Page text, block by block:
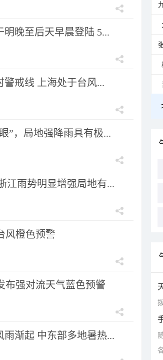
明晚至后天早晨登陆 5...
警戒线 上海处于台风...
”，局地强降雨具有极...
江雨势明显增强局地有...
风橙色预警
布强对流天气蓝色预警
雨渐起 中东部多地暑热...